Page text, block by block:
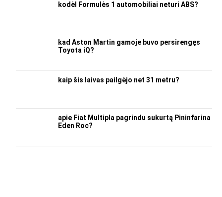
kodėl Formulės 1 automobiliai neturi ABS?
kad Aston Martin gamoje buvo persirengęs
Toyota iQ?
kaip šis laivas pailgėjo net 31 metru?
apie Fiat Multipla pagrindu sukurtą Pininfarina
Eden Roc?